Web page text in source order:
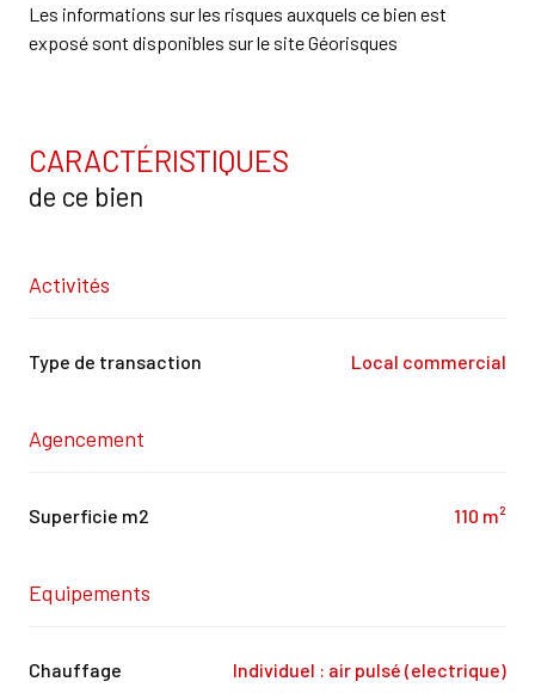
Les informations sur les risques auxquels ce bien est
exposé sont disponibles sur le siteGéorisques
CARACTÉRISTIQUES
de ce bien
Activités
Type de transaction Local commercial
Agencement
Superficie m2 110 m²
Equipements
Chauffage individuel : air pulsé (electrique)